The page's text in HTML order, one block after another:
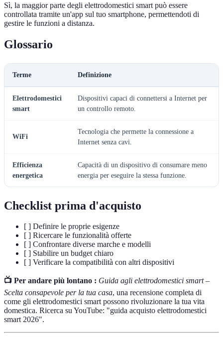
Sì, la maggior parte degli elettrodomestici smart può essere
controllata tramite un'app sul tuo smartphone, permettendoti di
gestire le funzioni a distanza.
Glossario
Terme Definizione
Elettrodomestici
smart
Dispositivi capaci di connettersi a Internet per
un controllo remoto.
WiFi
Tecnologia che permette la connessione a
Internet senza cavi.
Efficienza
energetica
Capacità di un dispositivo di consumare meno
energia per eseguire la stessa funzione.
Checklist prima d'acquisto
[ ] Definire le proprie esigenze
[ ] Ricercare le funzionalità offerte
[ ] Confrontare diverse marche e modelli
[ ] Stabilire un budget chiaro
[ ] Verificare la compatibilità con altri dispositivi
📺 Per andare più lontano : Guida agli elettrodomestici smart –
Scelta consapevole per la tua casa, una recensione completa di
come gli elettrodomestici smart possono rivoluzionare la tua vita
domestica. Ricerca su YouTube: "guida acquisto elettrodomestici
smart 2026".